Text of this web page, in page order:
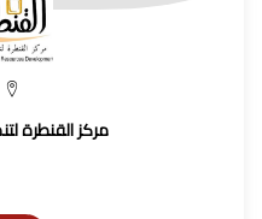
مركز القنطرة